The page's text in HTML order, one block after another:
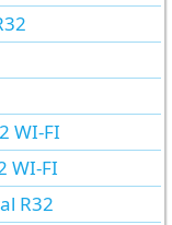
WI-FI
WI-FI
R32